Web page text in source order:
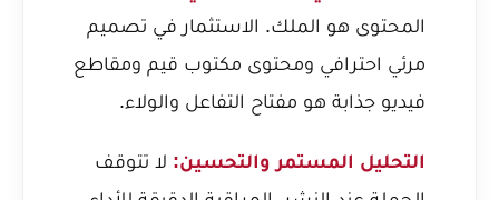
المحتوى هو الملك. الاستثمار في تصميم
مرئي احترافي ومحتوى مكتوب قيم ومقاطع
فيديو جذابة هو مفتاح التفاعل والولاء.
التحليل المستمر والتحسين: لا تتوقف